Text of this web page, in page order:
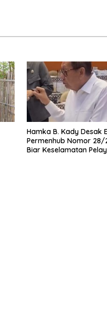
Hamka B. Kady Desak
Permenhub Nomor 28/
Biar Keselamatan